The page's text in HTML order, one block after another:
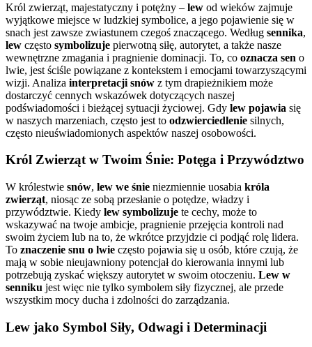
Król zwierząt, majestatyczny i potężny – lew od wieków zajmuje
wyjątkowe miejsce w ludzkiej symbolice, a jego pojawienie się w
snach jest zawsze zwiastunem czegoś znaczącego. Według sennika,
lew często symbolizuje pierwotną siłę, autorytet, a także nasze
wewnętrzne zmagania i pragnienie dominacji. To, co oznacza sen o
lwie, jest ściśle powiązane z kontekstem i emocjami towarzyszącymi
wizji. Analiza interpretacji snów z tym drapieżnikiem może
dostarczyć cennych wskazówek dotyczących naszej
podświadomości i bieżącej sytuacji życiowej. Gdy lew pojawia się
w naszych marzeniach, często jest to odzwierciedlenie silnych,
często nieuświadomionych aspektów naszej osobowości.
Król Zwierząt w Twoim Śnie: Potęga i Przywództwo
W królestwie snów, lew we śnie niezmiennie uosabia króla
zwierząt, niosąc ze sobą przesłanie o potędze, władzy i
przywództwie. Kiedy lew symbolizuje te cechy, może to
wskazywać na twoje ambicje, pragnienie przejęcia kontroli nad
swoim życiem lub na to, że wkrótce przyjdzie ci podjąć rolę lidera.
To znaczenie snu o lwie często pojawia się u osób, które czują, że
mają w sobie nieujawniony potencjał do kierowania innymi lub
potrzebują zyskać większy autorytet w swoim otoczeniu. Lew w
senniku jest więc nie tylko symbolem siły fizycznej, ale przede
wszystkim mocy ducha i zdolności do zarządzania.
Lew jako Symbol Siły, Odwagi i Determinacji